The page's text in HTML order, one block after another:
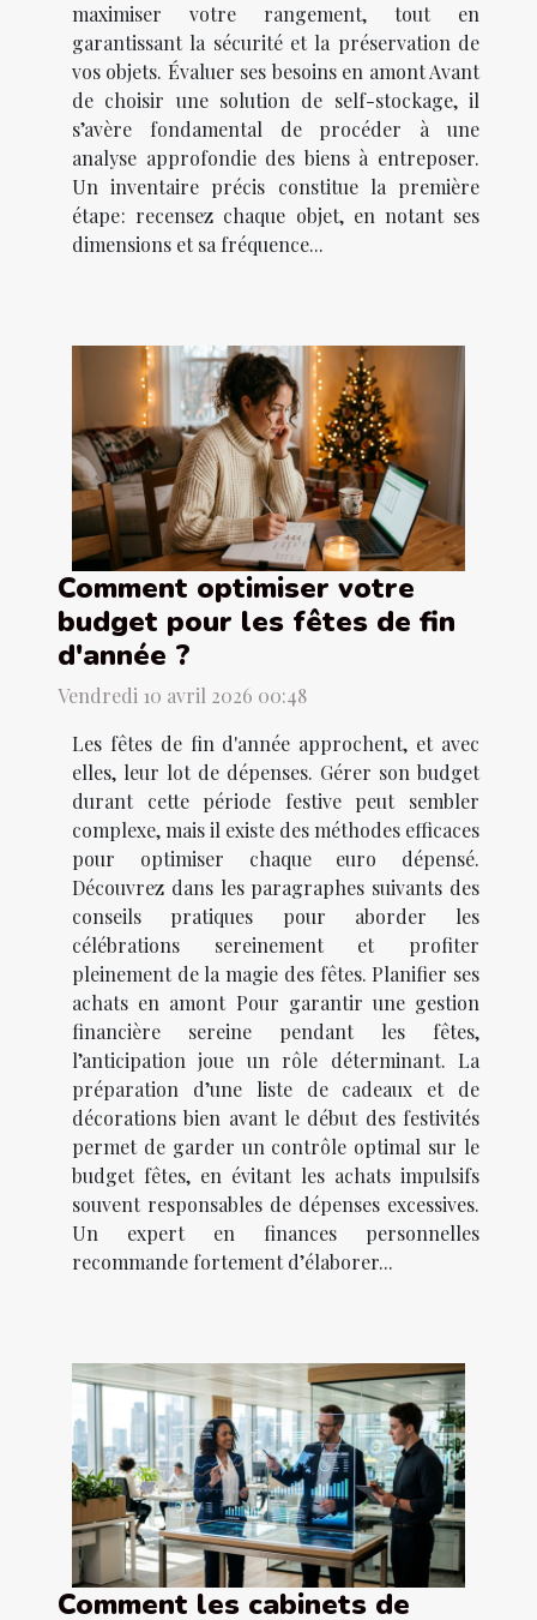
maximiser votre rangement, tout en
garantissant la sécurité et la préservation de
vos objets. Évaluer ses besoins en amont Avant
de choisir une solution de self-stockage, il
s’avère fondamental de procéder à une
analyse approfondie des biens à entreposer.
Un inventaire précis constitue la première
étape : recensez chaque objet, en notant ses
dimensions et sa fréquence...
Comment optimiser votre
budget pour les fêtes de fin
d'année ?
Vendredi 10 avril 2026 00:48
Les fêtes de fin d'année approchent, et avec
elles, leur lot de dépenses. Gérer son budget
durant cette période festive peut sembler
complexe, mais il existe des méthodes efficaces
pour optimiser chaque euro dépensé.
Découvrez dans les paragraphes suivants des
conseils pratiques pour aborder les
célébrations sereinement et profiter
pleinement de la magie des fêtes. Planifier ses
achats en amont Pour garantir une gestion
financière sereine pendant les fêtes,
l’anticipation joue un rôle déterminant. La
préparation d’une liste de cadeaux et de
décorations bien avant le début des festivités
permet de garder un contrôle optimal sur le
budget fêtes, en évitant les achats impulsifs
souvent responsables de dépenses excessives.
Un expert en finances personnelles
recommande fortement d’élaborer...
Comment les cabinets de